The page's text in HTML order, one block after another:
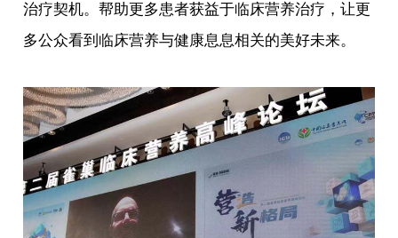
治疗契机。帮助更多患者获益于临床营养治疗，让更
多公众看到临床营养与健康息息相关的美好未来。